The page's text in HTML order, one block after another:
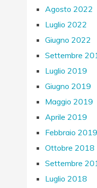
Agosto 2022
Luglio 2022
Giugno 2022
Settembre
Luglio 2019
Giugno 2019
Maggio 2019
Aprile 2019
Febbraio 2019
Ottobre 2018
Settembre
Luglio 2018